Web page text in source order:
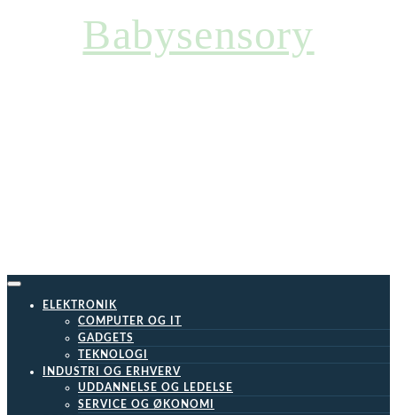
Babysensory
ELEKTRONIK
COMPUTER OG IT
GADGETS
TEKNOLOGI
INDUSTRI OG ERHVERV
UDDANNELSE OG LEDELSE
SERVICE OG ØKONOMI